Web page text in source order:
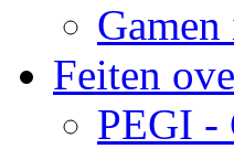
Feiten
PEGI -